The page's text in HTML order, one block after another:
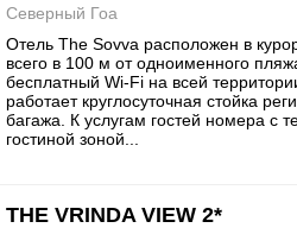
Северный Гоа
Отель The Sovva расположен в
всего в 100 м от одноименного
бесплатный Wi-Fi на всей
работает круглосуточная стойка
багажа. К услугам гостей номера с
гостиной зоной...
THE VRINDA VIEW 2*